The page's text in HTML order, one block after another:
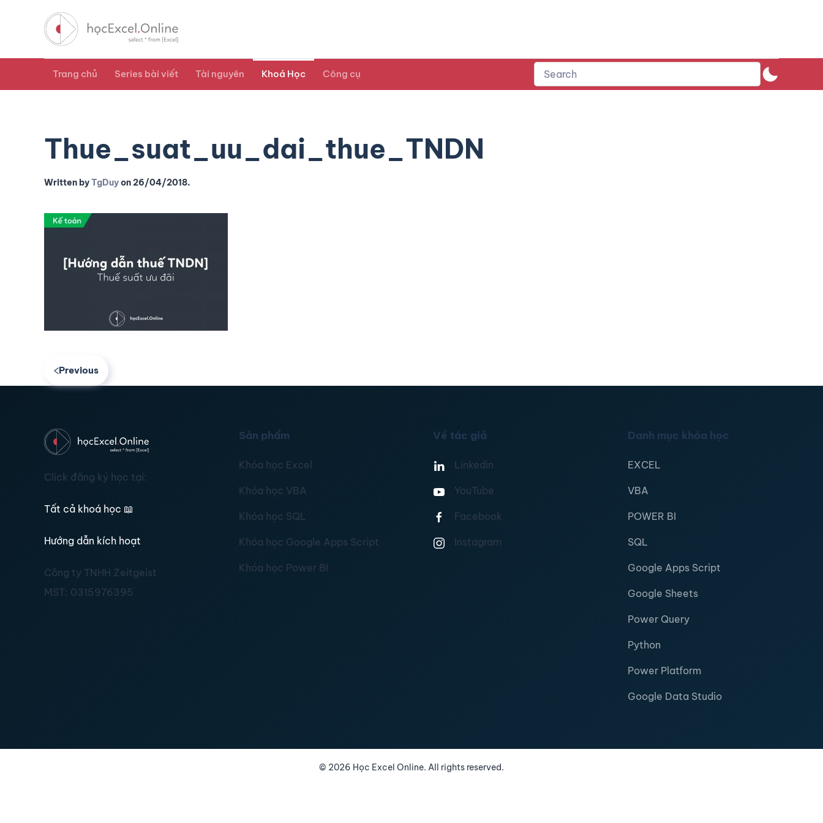
Trang chủ Series bài viết Tài nguyên Khoá Học Công cụ
Thue_suat_uu_dai_thue_TNDN
Written byTgDuyon26/04/2018.
Previous
Click đăng ký học tại:
Tất cả khoá học 📖
Hướng dẫn kích hoạt
Công ty TNHH Zeitgeist
MST: 0315976395
Sản phẩm
Khóa học Excel
Khóa học VBA
Khóa học SQL
Khóa học Google Apps Script
Khóa học Power BI
Về tác giả
Linkedin
YouTube
Facebook
Instagram
Danh mục khóa học
EXCEL
VBA
POWER BI
SQL
Google Apps Script
Google Sheets
Power Query
Python
Power Platform
Google Data Studio
© 2026 Học Excel Online. All rights reserved.